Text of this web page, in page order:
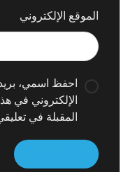
الموقع الإلكتروني
احفظ اسمي،
الإلكتروني في
المقبلة في